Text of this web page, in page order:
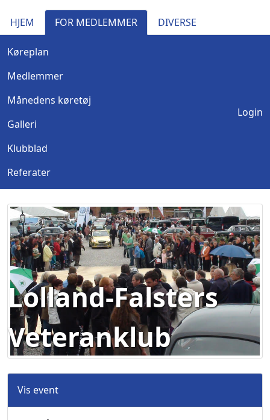
HJEM FOR MEDLEMMER DIVERSE
Køreplan
Medlemmer
Månedens køretøj
Galleri
Klubblad
Referater
Login
Lolland-Falsters
Veteranklub
Vis event